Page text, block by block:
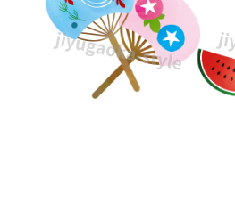
ザ
イ